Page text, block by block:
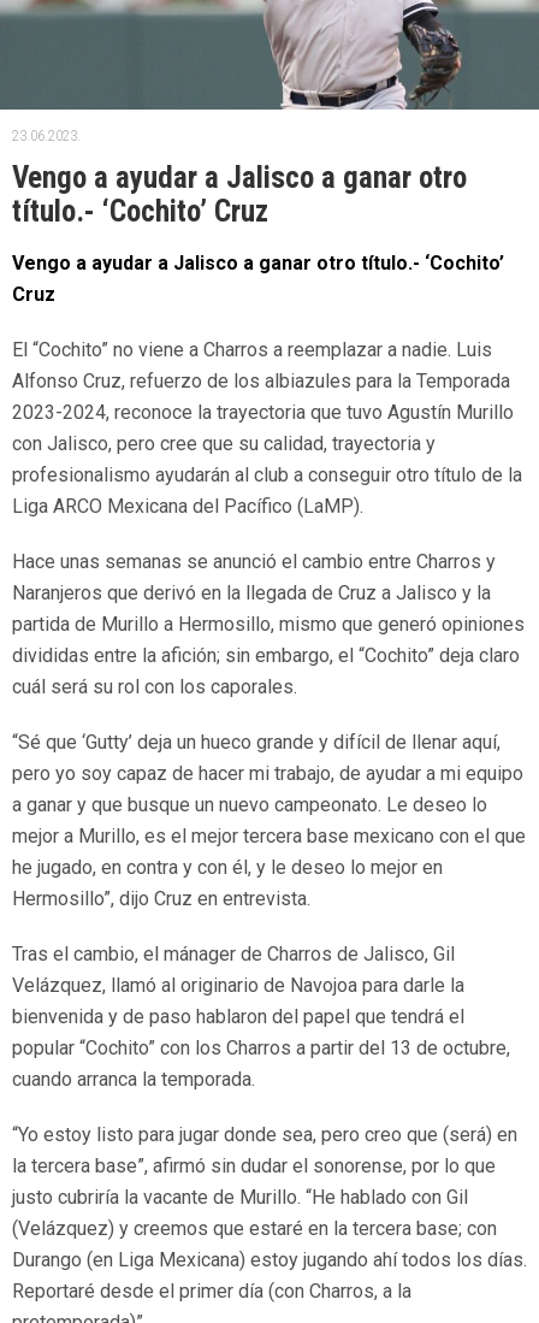
23.06.2023.
Vengo a ayudar a Jalisco a ganar otro
título.- ‘Cochito’ Cruz
Vengo a ayudar a Jalisco a ganar otro título.- ‘Cochito’
Cruz
El “Cochito” no viene a Charros a reemplazar a nadie. Luis
Alfonso Cruz, refuerzo de los albiazules para la Temporada
2023-2024, reconoce la trayectoria que tuvo Agustín Murillo
con Jalisco, pero cree que su calidad, trayectoria y
profesionalismo ayudarán al club a conseguir otro título de la
Liga ARCO Mexicana del Pacífico (LaMP).
Hace unas semanas se anunció el cambio entre Charros y
Naranjeros que derivó en la llegada de Cruz a Jalisco y la
partida de Murillo a Hermosillo, mismo que generó opiniones
divididas entre la afición; sin embargo, el “Cochito” deja claro
cuál será su rol con los caporales.
“Sé que ‘Gutty’ deja un hueco grande y difícil de llenar aquí,
pero yo soy capaz de hacer mi trabajo, de ayudar a mi equipo
a ganar y que busque un nuevo campeonato. Le deseo lo
mejor a Murillo, es el mejor tercera base mexicano con el que
he jugado, en contra y con él, y le deseo lo mejor en
Hermosillo”, dijo Cruz en entrevista.
Tras el cambio, el mánager de Charros de Jalisco, Gil
Velázquez, llamó al originario de Navojoa para darle la
bienvenida y de paso hablaron del papel que tendrá el
popular “Cochito” con los Charros a partir del 13 de octubre,
cuando arranca la temporada.
“Yo estoy listo para jugar donde sea, pero creo que (será) en
la tercera base”, afirmó sin dudar el sonorense, por lo que
justo cubriría la vacante de Murillo. “He hablado con Gil
(Velázquez) y creemos que estaré en la tercera base; con
Durango (en Liga Mexicana) estoy jugando ahí todos los días.
Reportaré desde el primer día (con Charros, a la